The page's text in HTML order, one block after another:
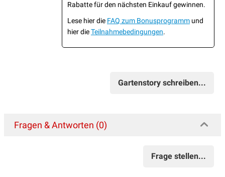
Rabatte für den nächsten Einkauf gewinnen.
Lese hier die FAQ zum Bonusprogramm und
hier dieTeilnahmebedingungen.
Gartenstory schreiben...
Fragen & Antworten (0)
Frage stellen...